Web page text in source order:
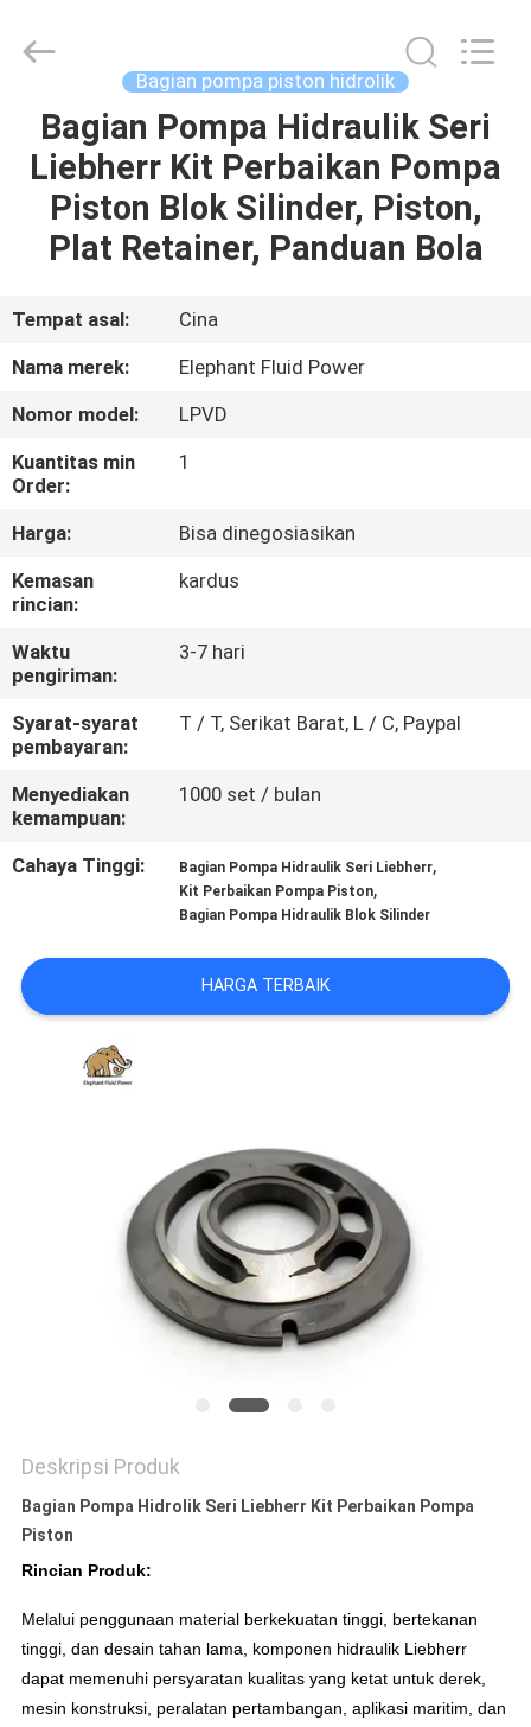
RUMAH
PRODUK
KAMI
PABRIK
KUALITAS
KAMI
BERITA
KASUS
PRIVACY
POLICY
Power
Co.,Ltd.
Reserved.
Bagian pompa piston hidrolik
Bagian Pompa Hidraulik Seri
Liebherr Kit Perbaikan Pompa
Piston Blok Silinder, Piston,
Plat Retainer, Panduan Bola
Tempat asal:
Cina
Nama merek:
Elephant Fluid Power
Nomor model:
LPVD
Kuantitas min
Order:
1
Harga:
Bisa dinegosiasikan
Kemasan
rincian:
kardus
Waktu
pengiriman:
3-7 hari
Syarat-syarat
pembayaran:
T / T, Serikat Barat, L / C, Paypal
Menyediakan
kemampuan:
1000 set / bulan
Cahaya Tinggi: Bagian Pompa Hidraulik Seri Liebherr,
Kit Perbaikan Pompa Piston,
Bagian Pompa Hidraulik Blok Silinder
HARGA TERBAIK
Deskripsi Produk
Bagian Pompa Hidrolik Seri Liebherr Kit Perbaikan Pompa
Piston
Rincian Produk:
Melalui penggunaan material berkekuatan tinggi, bertekanan
tinggi, dan desain tahan lama, komponen hidraulik Liebherr
dapat memenuhi persyaratan kualitas yang ketat untuk derek,
mesin konstruksi, peralatan pertambangan, aplikasi maritim, dan